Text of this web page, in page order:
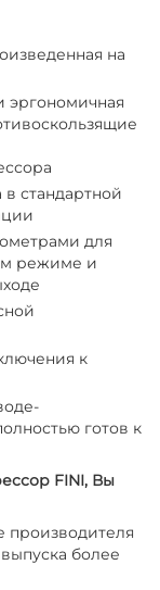
на
эргономичная
стандартной
для
режиме и
к
готов к
FINI, Вы
производителя
более